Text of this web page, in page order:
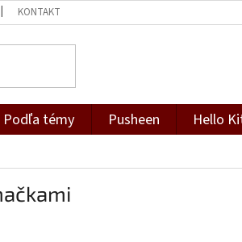
KONTAKT
Podľa témy Pusheen Hello